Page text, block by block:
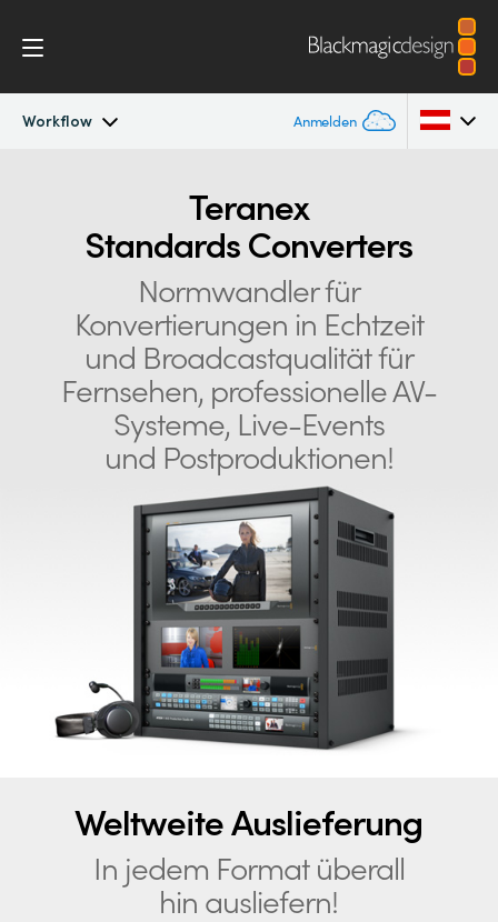
Workflow Anmelden
Australia
Brazil
Canada
China
Denmark
Germany
Hong Kong SAR, China
India
Teranex
Standards Converters
Normwandler für
Konvertierungen in Echtzeit
und Broadcastqualität für
Fernsehen, professionelle AV-
Systeme, Live-Events
und Postproduktionen!
Weltweite Auslieferung
In jedem Formatüberall
hin ausliefern!